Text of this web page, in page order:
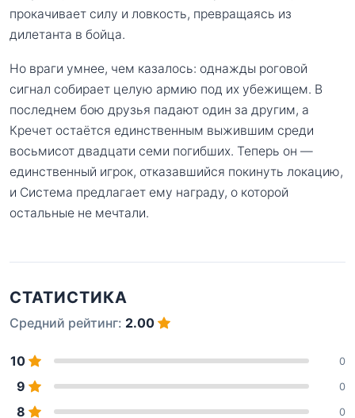
прокачивает силу и ловкость, превращаясь из
дилетанта в бойца.
Но враги умнее, чем казалось: однажды роговой
сигнал собирает целую армию под их убежищем. В
последнем бою друзья падают один за другим, а
Кречет остаётся единственным выжившим среди
восьмисот двадцати семи погибших. Теперь он —
единственный игрок, отказавшийся покинуть локацию,
и Система предлагает ему награду, о которой
остальные не мечтали.
СТАТИСТИКА
Средний рейтинг: 2.00
10 0
9 0
8 0